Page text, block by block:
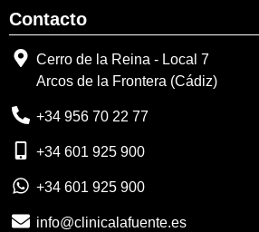
Contacto
Cerro de la Reina - Local 7
Arcos de la Frontera (Cádiz)
+34 956 70 22 77
+34 601 925 900
+34 601 925 900
info@clinicalafuente.es